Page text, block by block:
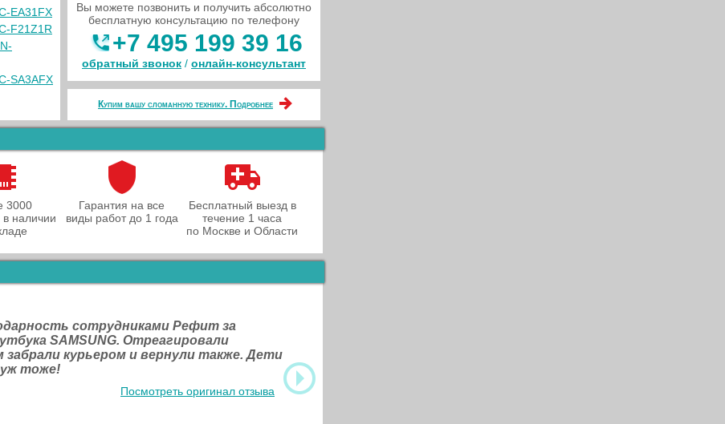
EA31FX
F21Z1R
SA3AFX
Вы можете позвонить и получить абсолютно
бесплатную консультацию по телефону
+7 495 199 39 16
обратный звонок / онлайн‑консультант
Купим вашу сломанную технику. Подробнее
3000
в наличии
Гарантия на все
виды работ до 1 года
Бесплатный выезд в
течение 1 часа
по Москве и Области
сотрудниками Рефит за
SAMSUNG. Отреагировали
забрали курьером и вернули также. Дети
тоже!
Посмотреть оригинал отзыва